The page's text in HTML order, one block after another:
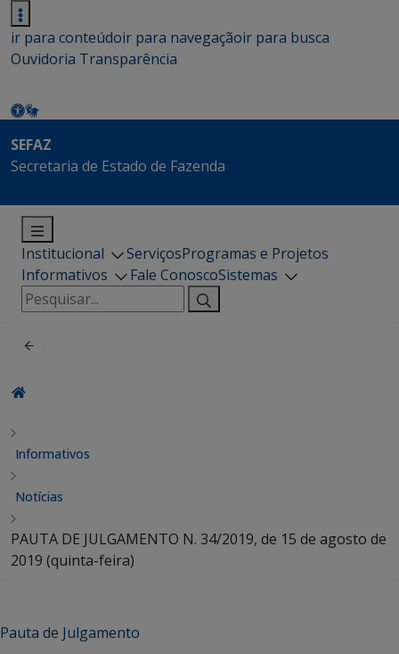
ir para conteúdoir para navegaçãoir para busca
Ouvidoria Transparência
SEFAZ
Secretaria de Estado de Fazenda
Institucional ServiçosProgramas e Projetos
Informativos
Fale ConoscoSistemas
Pesquisar
por:
Informativos
Notícias
PAUTA DE JULGAMENTO N. 34/2019, de 15 de agosto de
2019 (quinta-feira)
Pauta de Julgamento